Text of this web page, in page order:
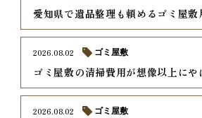
愛知県で遺品整理も頼めるゴミ屋
ゴミ屋敷の清掃費用が想像以上にや
2026.08.02 ゴミ屋敷
2026.08.02 ゴミ屋敷